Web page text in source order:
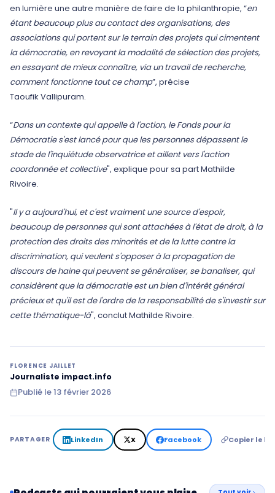
en lumière une autre manière de faire de la philanthropie, “en
étant beaucoup plus au contact des organisations, des
associations qui portent sur le terrain des projets qui cimentent
la démocratie, en revoyant la modalité de sélection des projets,
en essayant de mieux connaître, via un travail de recherche,
comment fonctionne tout ce champ”, précise
Taoufik Vallipuram.
“Dans un contexte qui appelle à l'action, le Fonds pour la
Démocratie s'est lancé pour que les personnes dépassent le
stade de l'inquiétude observatrice et aillent vers l'action
coordonnée et collective", explique pour sa part Mathilde
Rivoire.
"Il y a aujourd'hui, et c'est vraiment une source d'espoir,
beaucoup de personnes qui sont attachées à l'état de droit, à la
protection des droits des minorités et de la lutte contre la
discrimination, qui veulent s'opposer à la propagation de
discours de haine qui peuvent se généraliser, se banaliser, qui
considèrent que la démocratie est un bien d'intérêt général
précieux et qu'il est de l'ordre de la responsabilité de s'investir sur
cette thématique-là", conclut Mathilde Rivoire.
FLORENCE JAILLET
Journaliste impact.info
Publié le13 février 2026
PARTAGER LinkedIn X Facebook Copier le